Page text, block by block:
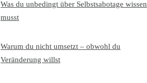
Was du unbedingt über Selbstsabotage wissen
musst
Warum du nicht umsetzt – obwohl du
Veränderung willst